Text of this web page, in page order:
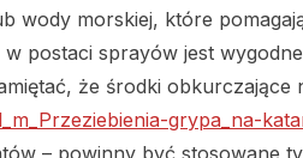
wody morskiej, które
postaci sprayów jest
że środki obkurczające
grypa_na-